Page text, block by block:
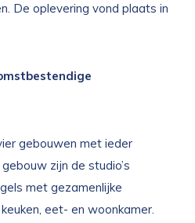
De oplevering vond plaats in
gebouwen met ieder
zijn de studio’s
met gezamenlijke
eet- en woonkamer.